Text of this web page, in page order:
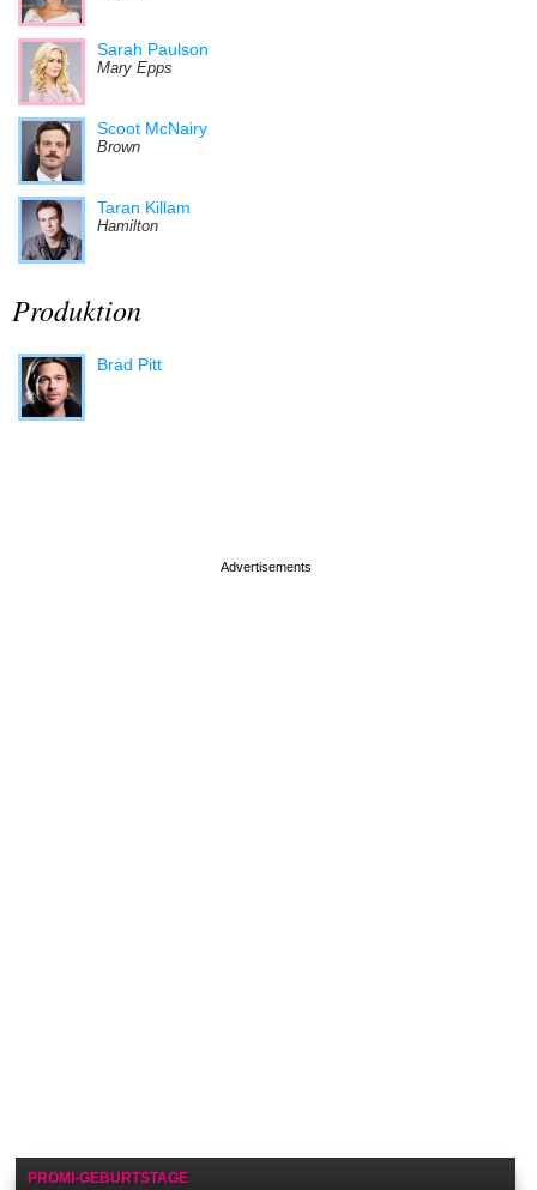
Sarah Paulson
Mary Epps
Scoot McNairy
Brown
Taran Killam
Hamilton
Produktion
Brad Pitt
PROMI-GEBURTSTAGE